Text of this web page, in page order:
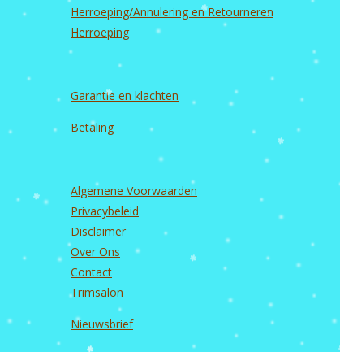
Herroeping/Annulering en Retourneren
Herroeping
Garantie en klachten
Betaling
Algemene Voorwaarden
Privacybeleid
Disclaimer
Over Ons
Contact
Trimsalon
Nieuwsbrief